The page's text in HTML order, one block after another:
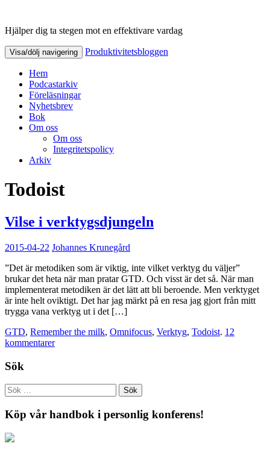
Produktivitetsbloggen
Hjälper dig ta stegen mot en effektivare vardag
Visa/dölj navigering Produktivitetsbloggen
Hem
Podcastarkiv
Föreläsningar
Nyhetsbrev
Bok
Om oss
Om oss
Integritetspolicy
Arkiv
Todoist
Vilse i verktygsdjungeln
2015-04-22 Johannes Krunegård
”Det är metodiken som är viktig, inte vilket verktyg du väljer”
brukar det heta när man pratar GTD. Och visst är det så. När man
implementerat metodiken är det lätt att bli beroende. Men verktyget
är inte helt oviktigt. Det har jag märkt på en resa jag gjort från mitt
trygga vana verktyg ut i det […]
GTD, Remember the milk, Omnifocus, Verktyg, Todoist. 12
kommentarer
Sök
Köp vår handbok i personlig konferens!